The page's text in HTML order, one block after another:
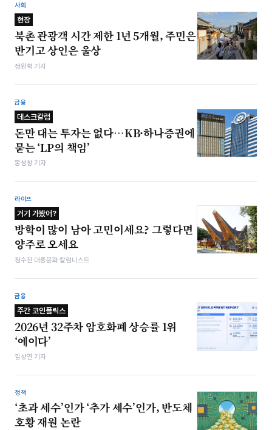
사회
현장
북촌 관광객 시간 제한 1년 5개월, 주민은
반기고 상인은 울상
정원혁 기자
금융
데스크칼럼
돈만 대는 투자는 없다…KB·하나증권에
묻는 ‘LP의 책임’
봉성창 기자
라이프
거기 가봤어?
방학이 많이 남아 고민이세요? 그렇다면
양주로 오세요
정수진 대중문화 칼럼니스트
금융
주간 코인플릭스
2026년 32주차 암호화폐 상승률 1위
‘에이다’
김상연 기자
정책
‘초과 세수’인가 ‘추가 세수’인가, 반도체
호황 재원 논란